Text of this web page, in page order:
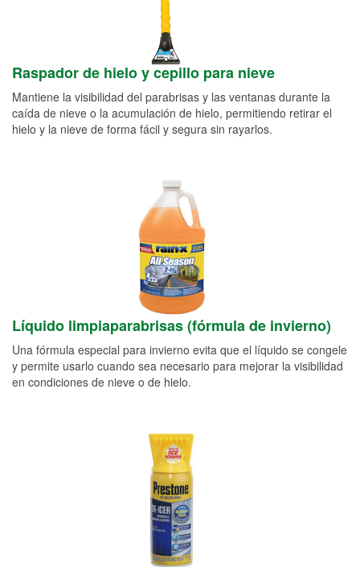
Raspador de hielo y cepillo para nieve
Mantiene la visibilidad del parabrisas y las ventanas durante la
caída de nieve o la acumulación de hielo, permitiendo retirar el
hielo y la nieve de forma fácil y segura sin rayarlos.
Líquido limpiaparabrisas (fórmula de invierno)
Una fórmula especial para invierno evita que el líquido se congele
y permite usarlo cuando sea necesario para mejorar la visibilidad
en condiciones de nieve o de hielo.